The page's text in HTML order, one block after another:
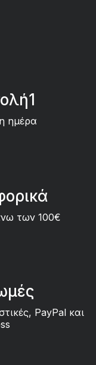
ημέρα
των 100€
PayPal και